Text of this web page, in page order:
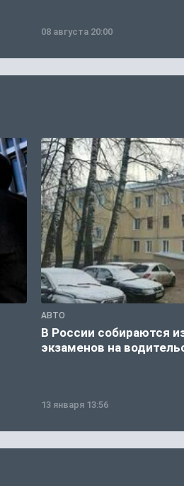
08 августа 20:00
АВТО
В России собираются
экзаменов на
13 января 13:56